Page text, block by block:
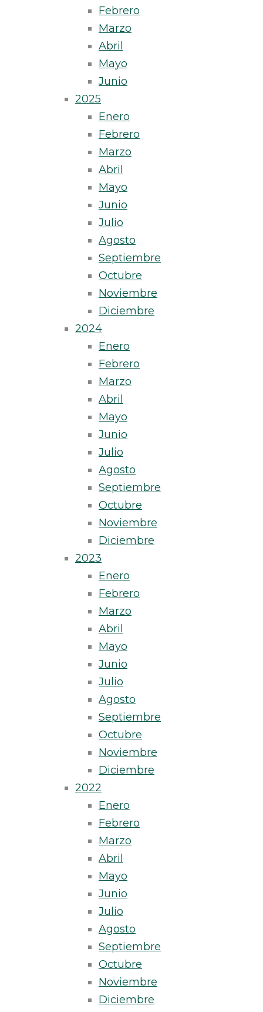
Febrero
Marzo
Abril
Mayo
Junio
2025
Enero
Febrero
Marzo
Abril
Mayo
Junio
Julio
Agosto
Septiembre
Octubre
Noviembre
Diciembre
2024
Enero
Febrero
Marzo
Abril
Mayo
Junio
Julio
Agosto
Septiembre
Octubre
Noviembre
Diciembre
2023
Enero
Febrero
Marzo
Abril
Mayo
Junio
Julio
Agosto
Septiembre
Octubre
Noviembre
Diciembre
2022
Enero
Febrero
Marzo
Abril
Mayo
Junio
Julio
Agosto
Septiembre
Octubre
Noviembre
Diciembre